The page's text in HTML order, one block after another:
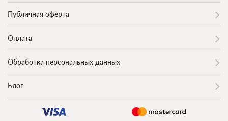
Публичная оферта
Оплата
Обработка персональных данных
Блог